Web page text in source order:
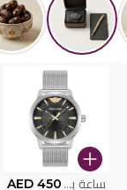
ساعة بوليس للرجال PEWJG0005002 AED 450